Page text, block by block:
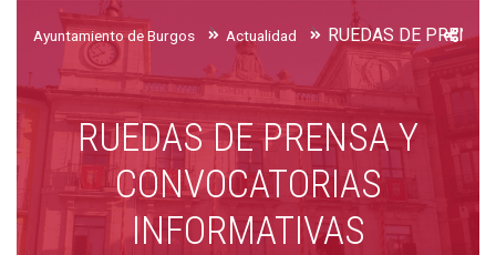
Ayuntamiento de Burgos Actualidad
RUEDAS DE PRENSA Y
CONVOCATORIAS
INFORMATIVAS